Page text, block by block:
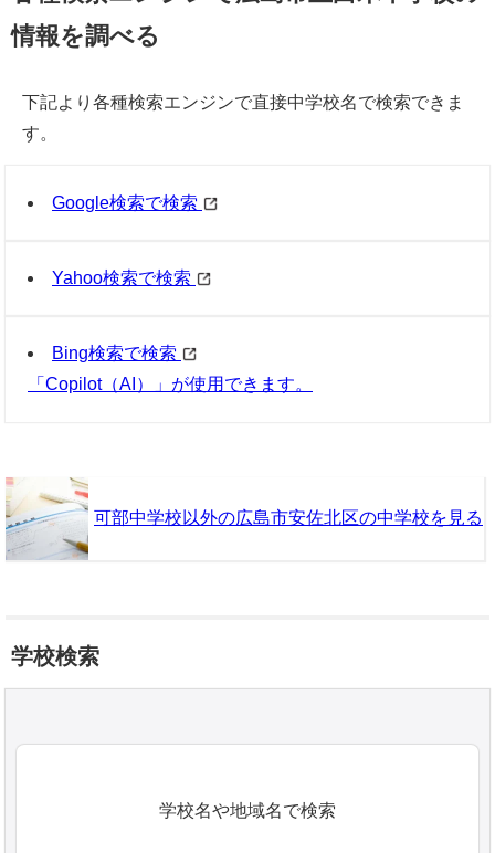
情報を調べる
下記より各種検索エンジンで直接中学校名で検索できま
す。
Google検索で検索
Yahoo検索で検索
Bing検索で検索
「Copilot（AI）」が使用できます。
可部中学校以外の広島市安佐北区の中学校を見る
学校検索
学校名や地域名で検索